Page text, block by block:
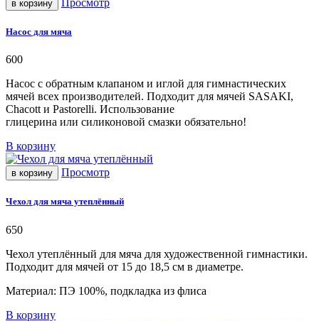
в корзину
Насос для мяча
600
Насос с обратным клапаном и иглой для гимнастических
мячей всех производителей. Подходит для мячей SASAKI,
Chacott и Pastorelli. Использование
глицерина или силиконовой смазки обязательно!
В корзину
в корзину Просмотр
Чехол для мяча утеплённый
650
Чехол утеплённый для мяча для художественной гимнастики.
Подходит для мячей от 15 до 18,5 см в диаметре.
Материал: ПЭ 100%, подкладка из флиса
В корзину